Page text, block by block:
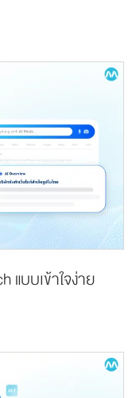
แบบเข้าใจง่าย